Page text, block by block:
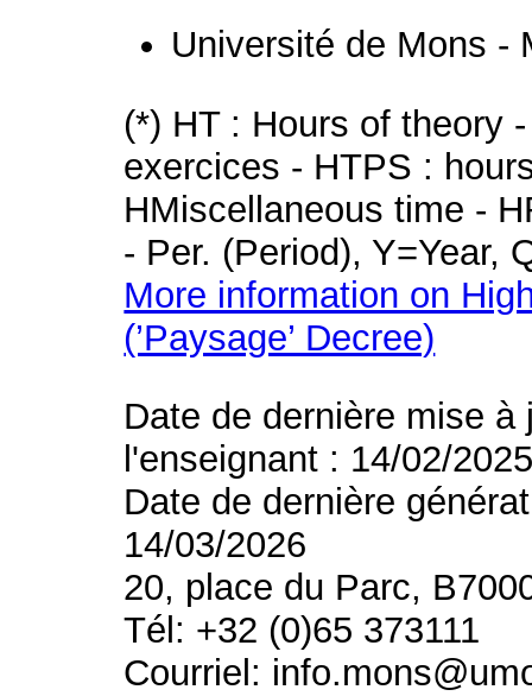
Université de Mons -
(*) HT : Hours of theory
exercices - HTPS :
HMiscellaneous time -
- Per. (Period), Y=Year,
More information on
(’Paysage’ Decree)
Date de dernière mise
l'enseignant : 14/02/
Date de dernière
14/03/2026
20, place du Parc,
Tél: +32 (0)65 373111
Courriel: